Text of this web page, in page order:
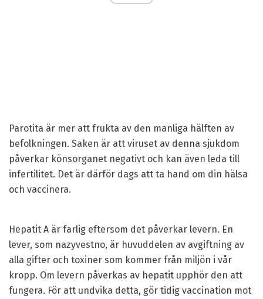
Parotita är mer att frukta av den manliga hälften av
befolkningen. Saken är att viruset av denna sjukdom
påverkar könsorganet negativt och kan även leda till
infertilitet. Det är därför dags att ta hand om din hälsa
och vaccinera.
Hepatit A är farlig eftersom det påverkar levern. En
lever, som nazyvestno, är huvuddelen av avgiftning av
alla gifter och toxiner som kommer från miljön i vår
kropp. Om levern påverkas av hepatit upphör den att
fungera. För att undvika detta, gör tidig vaccination mot